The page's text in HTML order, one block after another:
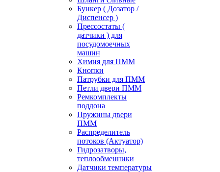
Бункер ( Дозатор /
Диспенсер )
Прессостаты (
датчики ) для
посудомоечных
машин
Химия для ПММ
Кнопки
Патрубки для ПММ
Петли двери ПММ
Ремкомплекты
поддона
Пружины двери
ПММ
Распределитель
потоков (Актуатор)
Гидрозатворы,
теплообменники
Датчики температуры